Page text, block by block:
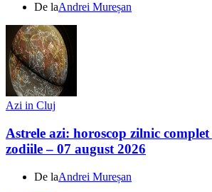
De laAndrei Mureșan
Azi in Cluj
Astrele azi: horoscop zilnic
zodiile – 07 august 2026
De laAndrei Mureșan